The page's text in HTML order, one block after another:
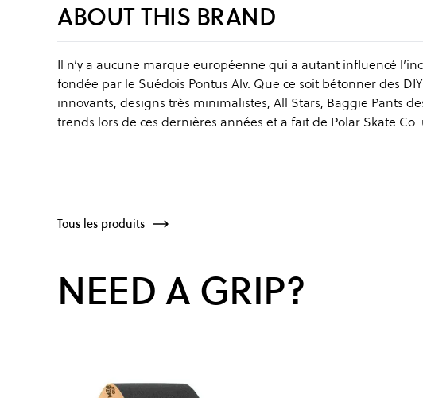
ABOUT THIS BRAND
Il n’y a aucune marque européenne qui a autant influencé
fondée par le Suédois Pontus Alv. Que ce soit bétonner des
innovants, designs très minimalistes, All Stars, Baggie Pants
trends lors de ces dernières années et a fait de Polar Skate
Tous les produits
NEED A GRIP?